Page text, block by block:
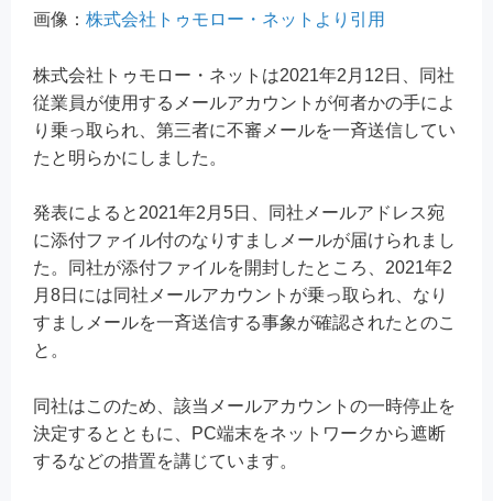
画像： 株式会社トゥモロー・ネットより引用
株式会社トゥモロー・ネットは2021年2月12日、同社
従業員が使用するメールアカウントが何者かの手によ
り乗っ取られ、第三者に不審メールを一斉送信してい
たと明らかにしました。
発表によると2021年2月5日、同社メールアドレス宛
に添付ファイル付のなりすましメールが届けられまし
た。同社が添付ファイルを開封したところ、2021年2
月8日には同社メールアカウントが乗っ取られ、なり
すましメールを一斉送信する事象が確認されたとのこ
と。
同社はこのため、該当メールアカウントの一時停止を
決定するとともに、PC端末をネットワークから遮断
するなどの措置を講じています。